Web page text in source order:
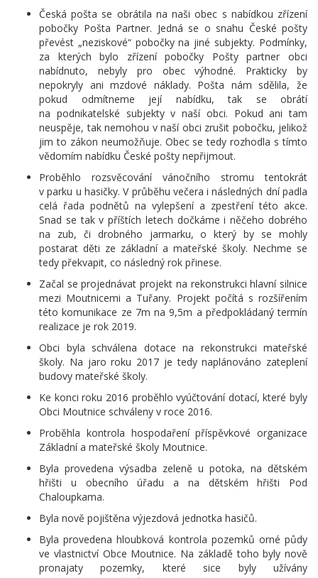
Česká pošta se obrátila na naši obec s nabídkou zřízení
pobočky Pošta Partner. Jedná se o snahu České pošty
převést „neziskové“ pobočky na jiné subjekty. Podmínky,
za kterých bylo zřízení pobočky Pošty partner obci
nabídnuto, nebyly pro obec výhodné. Prakticky by
nepokryly ani mzdové náklady. Pošta nám sdělila, že
pokud odmítneme její nabídku, tak se obrátí
na podnikatelské subjekty v naší obci. Pokud ani tam
neuspěje, tak nemohou v naší obci zrušit pobočku, jelikož
jim to zákon neumožňuje. Obec se tedy rozhodla s tímto
vědomím nabídku České pošty nepřijmout.
Proběhlo rozsvěcování vánočního stromu tentokrát
v parku u hasičky. V průběhu večera i následných dní padla
celá řada podnětů na vylepšení a zpestření této akce.
Snad se tak v příštích letech dočkáme i něčeho dobrého
na zub, či drobného jarmarku, o který by se mohly
postarat děti ze základní a mateřské školy. Nechme se
tedy překvapit, co následný rok přinese.
Začal se projednávat projekt na rekonstrukci hlavní silnice
mezi Moutnicemi a Tuřany. Projekt počítá s rozšířením
této komunikace ze 7m na 9,5m a předpokládaný termín
realizace je rok 2019.
Obci byla schválena dotace na rekonstrukci mateřské
školy. Na jaro roku 2017 je tedy naplánováno zateplení
budovy mateřské školy.
Ke konci roku 2016 proběhlo vyúčtování dotací, které byly
Obci Moutnice schváleny v roce 2016.
Proběhla kontrola hospodaření příspěvkové organizace
Základní a mateřské školy Moutnice.
Byla provedena výsadba zeleně u potoka, na dětském
hřišti u obecního úřadu a na dětském hřišti Pod
Chaloupkama.
Byla nově pojištěna výjezdová jednotka hasičů.
Byla provedena hloubková kontrola pozemků orné půdy
ve vlastnictví Obce Moutnice. Na základě toho byly nově
pronajaty pozemky, které sice byly užívány